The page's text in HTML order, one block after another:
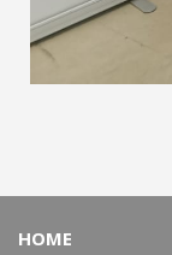
HOME